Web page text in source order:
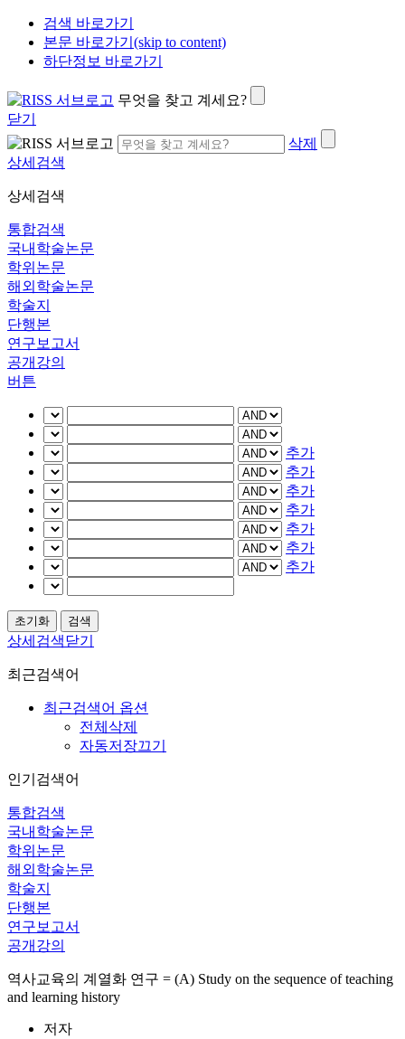
검색 바로가기
본문 바로가기(skip to content)
하단정보 바로가기
무엇을 찾고 계세요?
닫기
삭제
상세검색
상세검색
통합검색
국내학술논문
학위논문
해외학술논문
학술지
단행본
연구보고서
공개강의
버튼
추가
추가
추가
추가
추가
추가
추가
상세검색닫기
최근검색어
최근검색어 옵션
전체삭제
자동저장끄기
인기검색어
통합검색
국내학술논문
학위논문
해외학술논문
학술지
단행본
연구보고서
공개강의
역사교육의 계열화 연구 = (A) Study on the sequence of teaching
and learning history
저자